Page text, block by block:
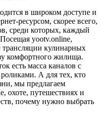
в широком доступе и
ресурсом, скорее всего,
среди которых, каждый
yootv.online,
трансляции кулинарных
комфортного жилища.
есть масса каналов с
А для тех, кто
мы предлагаем
охоте, путешествиях и
почему нужно выбрать